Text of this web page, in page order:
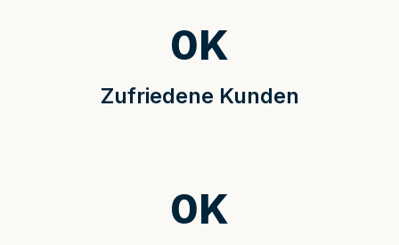
Zufriedene Kunden
0K
0K